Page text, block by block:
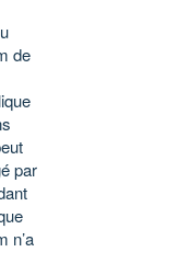
de
par
n’a